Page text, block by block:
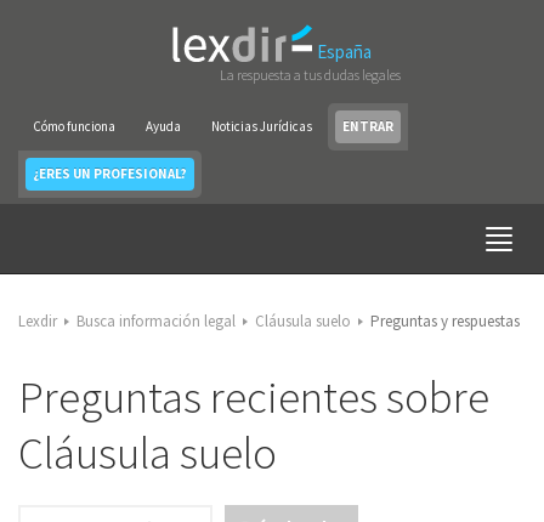
España
La respuesta a tus dudas legales
Cómo funciona Ayuda Noticias Jurídicas ENTRAR
¿ERES UN PROFESIONAL?
Lexdir Busca información legal Cláusula suelo Preguntas y respuestas
Preguntas recientes sobre
Cláusula suelo